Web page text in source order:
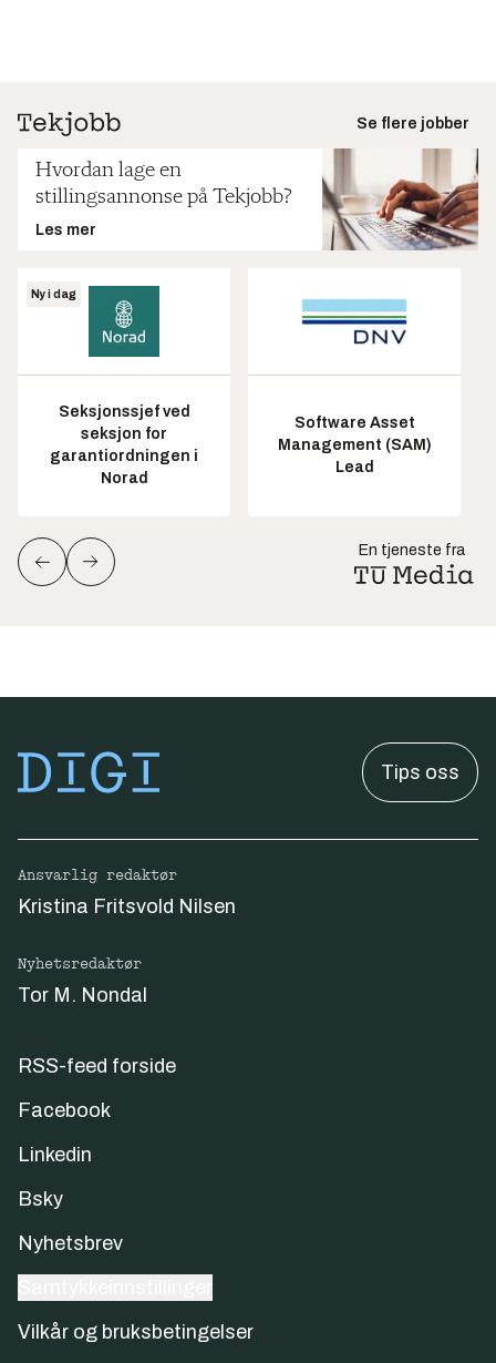
Se flere jobber
Hvordan lage en
stillingsannonse på Tekjobb?
Les mer
Ny i dag
Seksjonssjef ved
seksjon for
garantiordningen i
Norad
Software Asset
Management (SAM)
Lead
En tjeneste fra
Tips oss
Ansvarlig redaktør
Kristina Fritsvold Nilsen
Nyhetsredaktør
Tor M. Nondal
RSS-feed forside
Facebook
Linkedin
Bsky
Nyhetsbrev
Vilkår og bruksbetingelser